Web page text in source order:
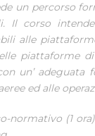
un percorso
Il corso
alle
piattaforme
un’ adeguata
ed alle
normativo (1